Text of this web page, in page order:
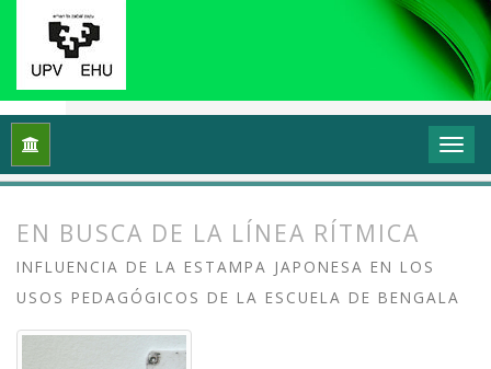
Inicio Vol. 11 Núm. 1 (2023): Grafika: Prácticas y
EN BUSCA DE LA LÍNEA RÍTMICA
INFLUENCIA DE LA ESTAMPA JAPONESA EN LOS
USOS PEDAGÓGICOS DE LA ESCUELA DE BENGALA